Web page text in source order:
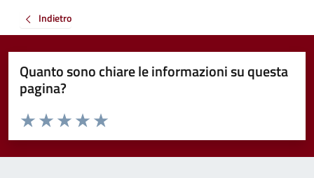
Indietro
Quanto sono chiare le informazioni su questa
pagina?
Valuta da 1 a 5 stelle la pagina
Valuta 5 stelle su 5
Valuta 4 stelle su 5
Valuta 3 stelle su 5
Valuta 2 stelle su 5
Valuta 1 stelle su 5